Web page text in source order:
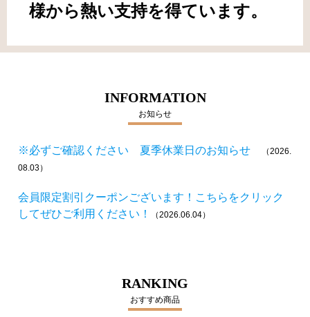
様から熱い支持を得ています。
INFORMATION
お知らせ
※必ずご確認ください 夏季休業日のお知らせ
（2026.
08.03）
会員限定割引クーポンございます！こちらをクリック
してぜひご利用ください！
（2026.06.04）
RANKING
おすすめ商品